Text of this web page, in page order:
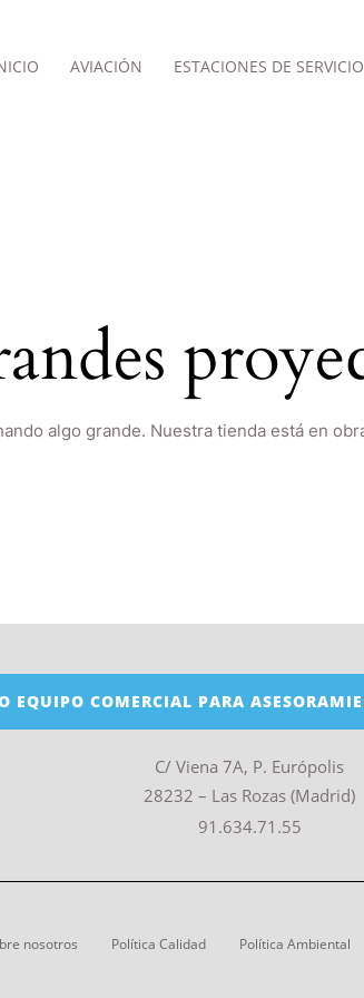
AVIACIÓN ESTACIONES DE SERVICIO
algo grande. Nuestra tienda está en
EQUIPO COMERCIAL PARA
C/ Viena 7A, P. Európolis
28232 – Las Rozas (Madrid)
91.634.71.55
nosotros Política Calidad Política Ambiental